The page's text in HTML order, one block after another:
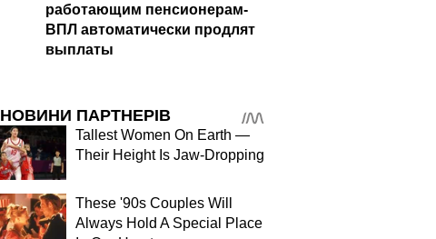
работающим пенсионерам-
ВПЛ автоматически продлят
выплаты
НОВИНИ ПАРТНЕРІВ
Tallest Women On Earth —
Their Height Is Jaw-Dropping
These '90s Couples Will
Always Hold A Special Place